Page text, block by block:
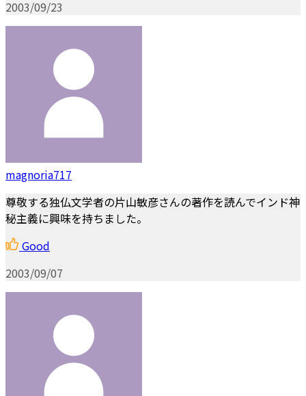
2003/09/23
magnoria717
尊敬する独仏文学者の片山敏彦さんの著作を読んでインド神
秘主義に興味を持ちました。
Good
2003/09/07